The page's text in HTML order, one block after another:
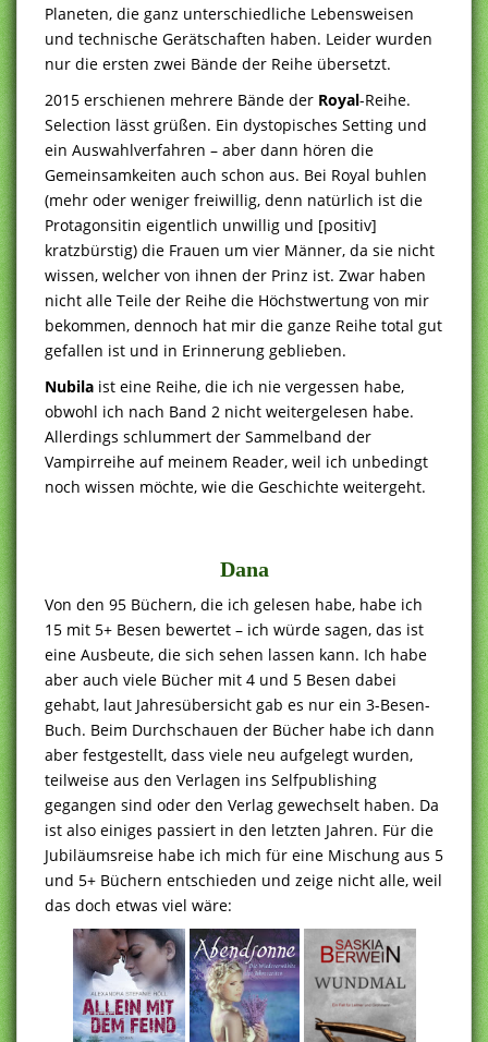
Planeten, die ganz unterschiedliche Lebensweisen
und technische Gerätschaften haben. Leider wurden
nur die ersten zwei Bände der Reihe übersetzt.
2015 erschienen mehrere Bände der Royal-Reihe.
Selection lässt grüßen. Ein dystopisches Setting und
ein Auswahlverfahren – aber dann hören die
Gemeinsamkeiten auch schon aus. Bei Royal buhlen
(mehr oder weniger freiwillig, denn natürlich ist die
Protagonsitin eigentlich unwillig und [positiv]
kratzbürstig) die Frauen um vier Männer, da sie nicht
wissen, welcher von ihnen der Prinz ist. Zwar haben
nicht alle Teile der Reihe die Höchstwertung von mir
bekommen, dennoch hat mir die ganze Reihe total gut
gefallen ist und in Erinnerung geblieben.
Nubila ist eine Reihe, die ich nie vergessen habe,
obwohl ich nach Band 2 nicht weitergelesen habe.
Allerdings schlummert der Sammelband der
Vampirreihe auf meinem Reader, weil ich unbedingt
noch wissen möchte, wie die Geschichte weitergeht.
Dana
Von den 95 Büchern, die ich gelesen habe, habe ich
15 mit 5+ Besen bewertet – ich würde sagen, das ist
eine Ausbeute, die sich sehen lassen kann. Ich habe
aber auch viele Bücher mit 4 und 5 Besen dabei
gehabt, laut Jahresübersicht gab es nur ein 3-Besen-
Buch. Beim Durchschauen der Bücher habe ich dann
aber festgestellt, dass viele neu aufgelegt wurden,
teilweise aus den Verlagen ins Selfpublishing
gegangen sind oder den Verlag gewechselt haben. Da
ist also einiges passiert in den letzten Jahren. Für die
Jubiläumsreise habe ich mich für eine Mischung aus 5
und 5+ Büchern entschieden und zeige nicht alle, weil
das doch etwas viel wäre: